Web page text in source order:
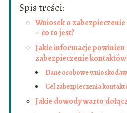
Spis treści:
Wniosek o
– co to jest?
Jakie informacje
zabezpieczenie
Dane osobowe
Cel zabezpieczenia
Jakie dowody warto